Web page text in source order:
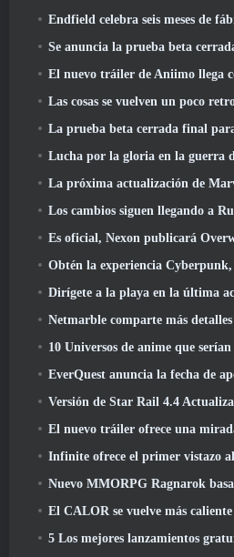
Endfield celebra seis meses de fábricas y
Se anuncia la prueba beta cerrada de la tercera etapa de
El nuevo tráiler de Aniimo llega con el
Las cosas se vuelven un poco retro en la
La prueba beta cerrada final para el shooter F2P Sudden
Lucha por la gloria en la guerra
La próxima actualización de Marvel
Los cambios siguen llegando a RuneScape.
Es oficial, Nexon publicará Overwatch
Obtén la experiencia Cyberpunk, Completo con ciberpsicosis,
Dirígete a la playa en la última
Netmarble comparte más detalles sobre el próximo juego de nivelación en
10 Universos de anime que
EverQuest anuncia la fecha de apertura del segundo 2026
Versión de Star Rail 4.4
El nuevo tráiler ofrece una mirada a la
Infinite ofrece el primer vistazo al héroe con forma de sirena
Nuevo MMORPG Ragnarok basado en
El CALOR se vuelve más caliente con el
5 Los mejores lanzamientos gratuitos para jugar desde